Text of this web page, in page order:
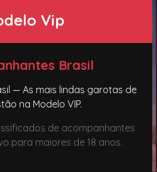
Vip
Brasil
— As mais lindas garotas de
na Modelo VIP.
de acompanhantes
para maiores de 18 anos.